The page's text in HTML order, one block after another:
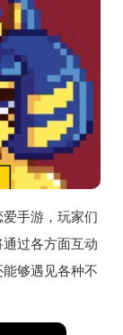
手游，玩家们
过各方面互动
够遇见各种不